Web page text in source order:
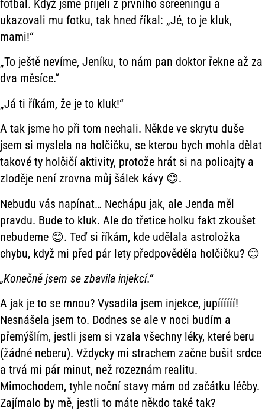
fotbal. Když jsme přijeli z prvního screeningu a
ukazovali mu fotku, tak hned říkal: „Jé, to je kluk,
mami!“
„To ještě nevíme, Jeníku, to nám pan doktor řekne až za
dva měsíce.“
„Já ti říkám, že je to kluk!“
A tak jsme ho při tom nechali. Někde ve skrytu duše
jsem si myslela na holčičku, se kterou bych mohla dělat
takové ty holčičí aktivity, protože hrát si na policajty a
zloděje není zrovna můj šálek kávy 😊.
Nebudu vás napínat… Nechápu jak, ale Jenda měl
pravdu. Bude to kluk. Ale do třetice holku fakt zkoušet
nebudeme 😊. Teď si říkám, kde udělala astroložka
chybu, když mi před pár lety předpověděla holčičku? 😊
„Konečně jsem se zbavila injekcí.“
A jak je to se mnou? Vysadila jsem injekce, jupíííííí!
Nesnášela jsem to. Dodnes se ale v noci budím a
přemýšlím, jestli jsem si vzala všechny léky, které beru
(žádné neberu). Vždycky mi strachem začne bušit srdce
a trvá mi pár minut, než rozeznám realitu.
Mimochodem, tyhle noční stavy mám od začátku léčby.
Zajímalo by mě, jestli to máte někdo také tak?